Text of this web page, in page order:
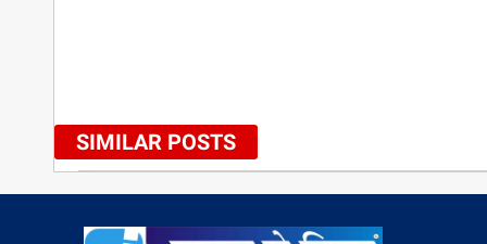
SIMILAR POSTS